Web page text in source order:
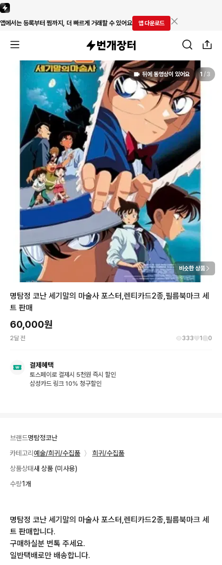
앱에서는 등록부터 찜까지, 더 빠르게 거래할 수 있어요 앱 다운로드
뒤에 동영상이 있어요 1 / 3
비슷한 상품
명탐정 코난 세기말의 마술사 포스터,렌티카드2종,필름북마크 세
트 판매
60,000원
2달 전 333 1 0
결제혜택
토스페이로 결제시 5천원 즉시 할인
삼성카드 링크 10% 청구할인
브랜드명탐정코난
카테고리 예술/희귀/수집품 〉
희귀/수집품
상품상태새 상품 (미사용)
수량1개
명탐정 코난 세기말의 마술사 포스터,렌티카드2종,필름북마크 세
트 판매합니다.
구매하실분 번톡 주세요.
일반택배로만 배송합니다.